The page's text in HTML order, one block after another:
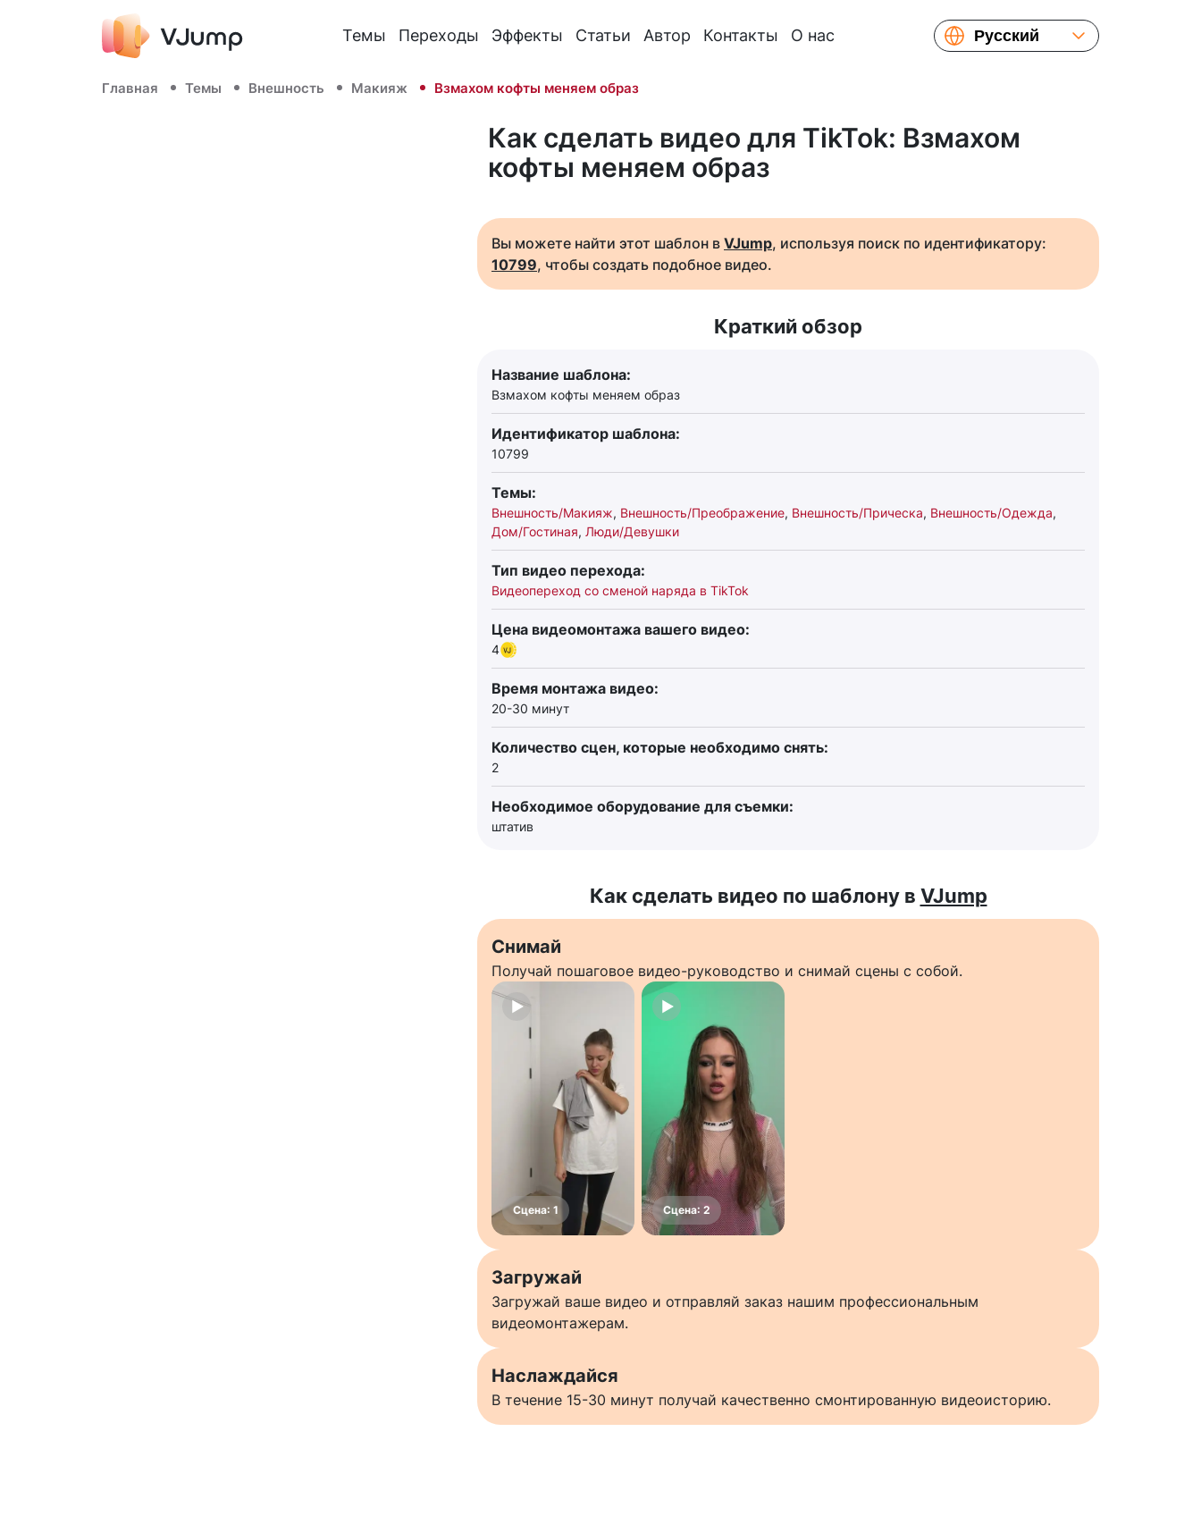
Темы Переходы Эффекты Статьи Автор Контакты О нас
Русский
Français
Главная Темы Внешность Макияж Взмахом кофты меняем образ
Как сделать видео для TikTok: Взмахом
кофты меняем образ
Вы можете найти этот шаблон в VJump, используя поиск по идентификатору:
10799, чтобы создать подобное видео.
Краткий обзор
Название шаблона:
Взмахом кофты меняем образ
Идентификатор шаблона:
10799
Темы:
Внешность/Макияж, Внешность/Преображение, Внешность/Прическа, Внешность/Одежда,
Дом/Гостиная, Люди/Девушки
Тип видео перехода:
Видеопереход со сменой наряда в TikTok
Цена видеомонтажа вашего видео:
4
Время монтажа видео:
20-30 минут
Количество сцен, которые необходимо снять:
2
Необходимое оборудование для съемки:
штатив
Как сделать видео по шаблону в VJump
Снимай
Получай пошаговое видео-руководство и снимай сцены с собой.
Загружай
Загружай ваше видео и отправляй заказ нашим профессиональным
видеомонтажерам.
Наслаждайся
В течение 15-30 минут получай качественно смонтированную видеоисторию.